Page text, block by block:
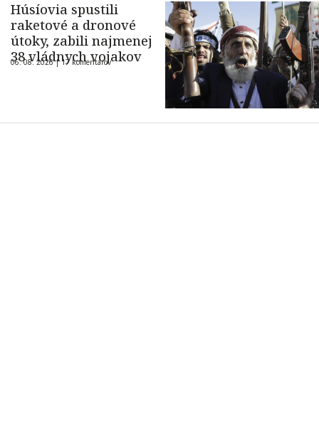
Húsíovia spustili
raketové a dronové
útoky, zabili najmenej
38 vládnych vojakov
06. 08. 2026 |17 komentárov